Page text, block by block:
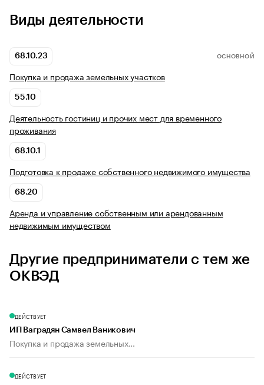
Виды деятельности
68.10.23 ОСНОВНОЙ
Покупка и продажа земельных участков
55.10
Деятельность гостиниц и прочих мест для временного
проживания
68.10.1
Подготовка к продаже собственного недвижимого имущества
68.20
Аренда и управление собственным или арендованным
недвижимым имуществом
Другие предприниматели с тем же
ОКВЭД
ДЕЙСТВУЕТ
ИП Ваградян Самвел Ваникович
Покупка и продажа земельных...
ДЕЙСТВУЕТ